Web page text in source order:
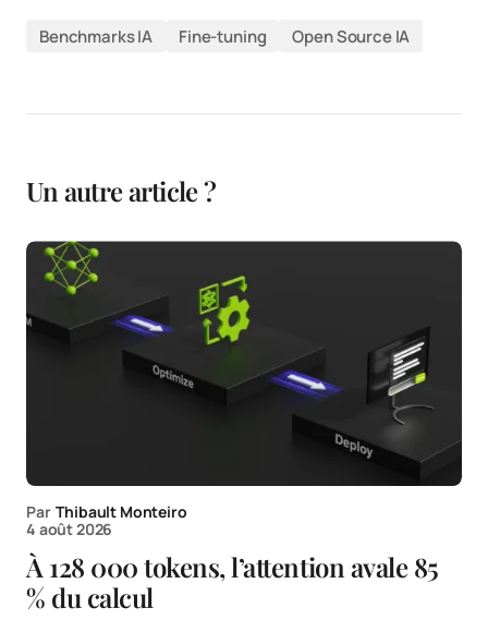
Benchmarks IA Fine-tuning Open Source IA
Un autre article ?
Par Thibault Monteiro
4 août 2026
À 128 000 tokens, l’attention avale 85
% du calcul